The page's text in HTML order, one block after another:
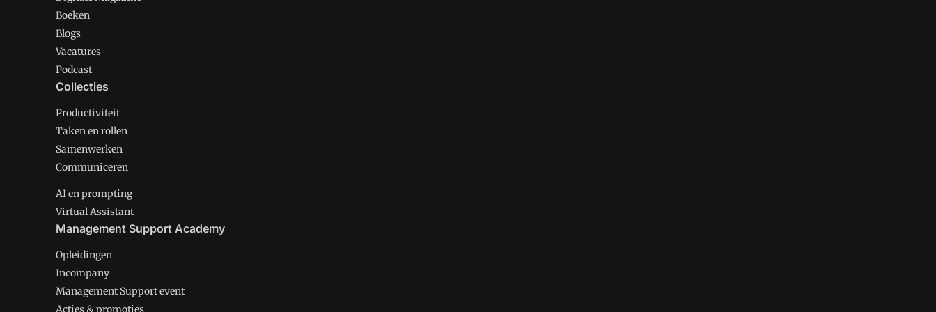
Boeken
Blogs
Vacatures
Podcast
Collecties
Productiviteit
Taken en rollen
Samenwerken
Communiceren
AI en prompting
Virtual Assistant
Management Support Academy
Opleidingen
Incompany
Management Support event
Acties & promoties